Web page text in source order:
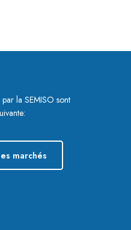
par la SEMISO sont
marchés